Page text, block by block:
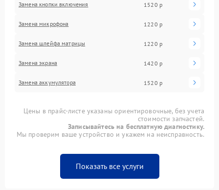
Замена кнопки включения 1520 р
Замена микрофона 1220 р
Замена шлейфа матрицы 1220 р
Замена экрана 1420 р
Замена аккумулятора 1520 р
Цены в прайс-листе указаны ориентировочные, без учета
стоимости запчастей.
Записывайтесь на бесплатную диагностику.
Мы проверим ваше устройство и укажем на неисправность.
Показать все услуги